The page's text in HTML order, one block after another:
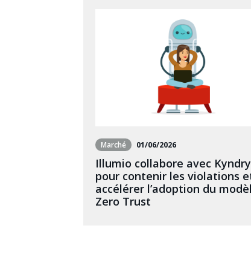
Marché 01/06/2026
Illumio collabore avec
pour contenir les violations
accélérer l’adoption du
Zero Trust